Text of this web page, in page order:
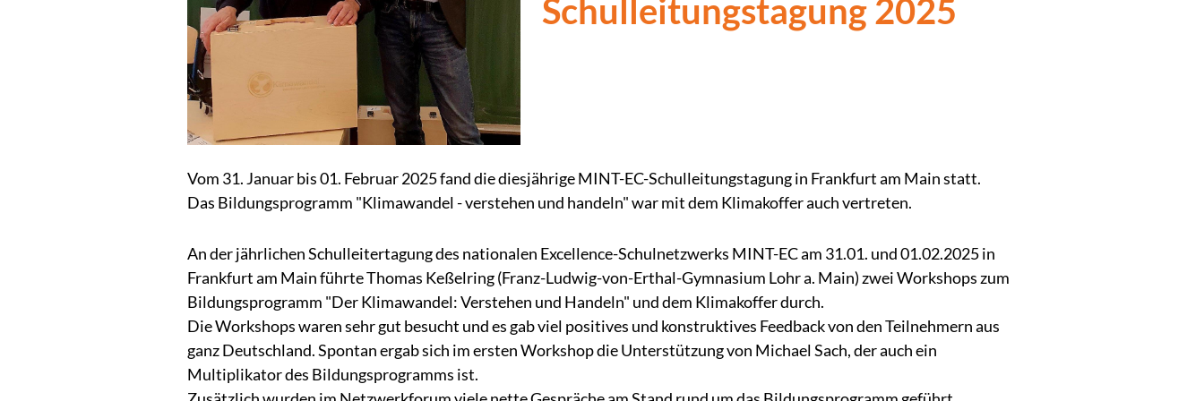
Schulleitungstagung 2025
Vom 31. Januar bis 01. Februar 2025 fand die diesjährige MINT-EC-Schulleitungstagung in Frankfurt am Main statt.
Das Bildungsprogramm "Klimawandel - verstehen und handeln" war mit dem Klimakoffer auch vertreten.
An der jährlichen Schulleitertagung des nationalen Excellence-Schulnetzwerks MINT-EC am 31.01. und 01.02.2025 in
Frankfurt am Main führte Thomas Keßelring (Franz-Ludwig-von-Erthal-Gymnasium Lohr a. Main) zwei Workshops zum
Bildungsprogramm "Der Klimawandel: Verstehen und Handeln" und dem Klimakoffer durch.
Die Workshops waren sehr gut besucht und es gab viel positives und konstruktives Feedback von den Teilnehmern aus
ganz Deutschland. Spontan ergab sich im ersten Workshop die Unterstützung von Michael Sach, der auch ein
Multiplikator des Bildungsprogramms ist.